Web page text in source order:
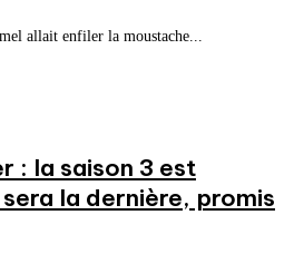
allait enfiler la moustache...
: la saison 3 est
la dernière, promis